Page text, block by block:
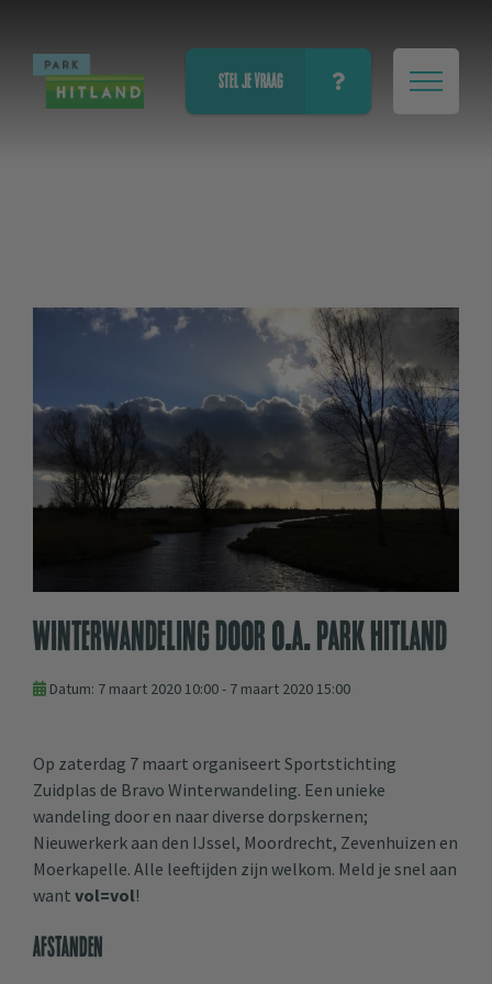
STEL JE VRAAG
Winterwandeling door o.a. Park Hitland
Datum: 7 maart 2020 10:00 - 7 maart 2020 15:00
Op zaterdag 7 maart organiseert Sportstichting
Zuidplas de Bravo Winterwandeling. Een unieke
wandeling door en naar diverse dorpskernen;
Nieuwerkerk aan den IJssel, Moordrecht, Zevenhuizen en
Moerkapelle. Alle leeftijden zijn welkom. Meld je snel aan
want vol=vol!
Afstanden